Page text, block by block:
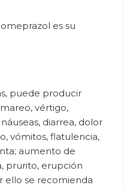
es su
puede producir
vértigo,
diarrea, dolor
vómitos, flatulencia,
aumento de
prurito, erupción
ello se recomienda